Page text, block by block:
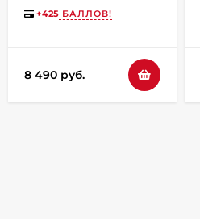
«Ким» Птица зеленая
+425 БАЛЛОВ!
8 490 руб.